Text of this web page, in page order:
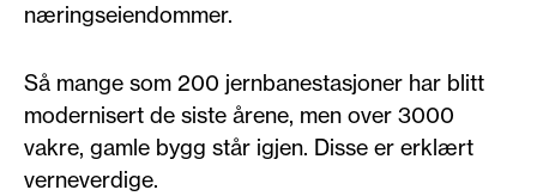
næringseiendommer.
Så mange som 200 jernbanestasjoner har blitt
modernisert de siste årene, men over 3000
vakre, gamle bygg står igjen. Disse er erklært
verneverdige.